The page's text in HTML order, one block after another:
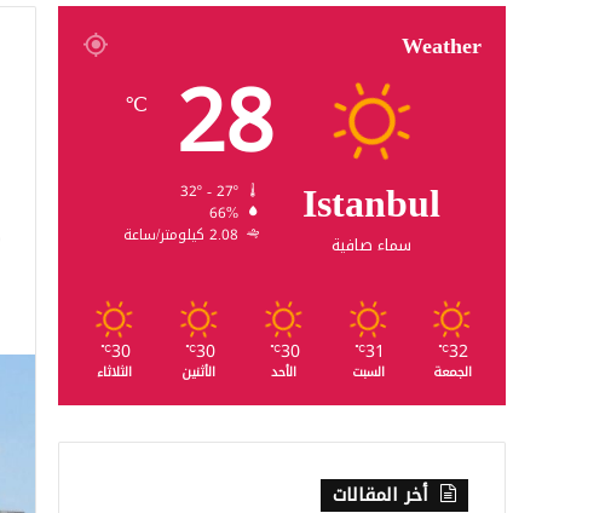
Weather
Istanbul
سماء صافية
28
℃
66%
2.08 كيلومتر/ساعة
32
℃
الجمعة
31
℃
السبت
30
℃
الأحد
30
℃
الأثنين
30
℃
الثلاثاء
أخر المقالات